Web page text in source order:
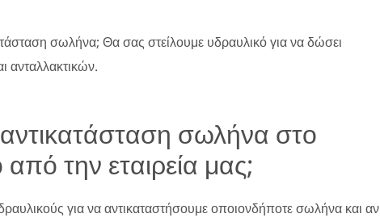
σωλήνα; Θα σας στείλουμε υδραυλικό για να δώσει
ανταλλακτικών.
αντικατάσταση σωλήνα στο
την εταιρεία μας;
για να αντικαταστήσουμε οποιονδήποτε σωλήνα και αν